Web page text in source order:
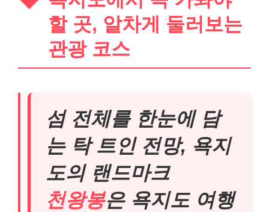
할 곳, 알차게 둘러보는
관광 코스
섬 전체를 한눈에 담
는 탁 트인 전망, 욕지
도의 랜드마크
천왕봉은 욕지도 여행